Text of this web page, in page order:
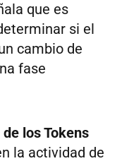
que es
si el
cambio de
fase
los Tokens
la actividad de